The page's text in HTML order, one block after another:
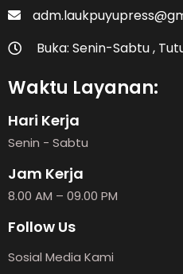
Buka: Senin-Sabtu ,
Waktu Layanan:
Hari Kerja
Senin - Sabtu
Jam Kerja
8.00 AM – 09.00 PM
Follow Us
Sosial Media Kami